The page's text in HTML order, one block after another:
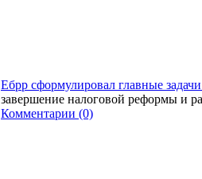
Ебрр сформулировал главные
завершение налоговой реформы и
Комментарии (0)